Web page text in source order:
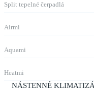
Split tepelné čerpadlá
Airmi
Aquami
Heatmi
NÁSTENNÉ